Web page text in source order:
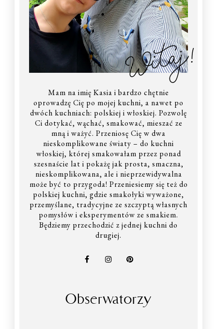
Witaj!
Mam na imię Kasia i bardzo chętnie
oprowadzę Cię po mojej kuchni, a nawet po
dwóch kuchniach: polskiej i włoskiej. Pozwolę
Ci dotykać, wąchać, smakować, mieszać ze
mną i ważyć. Przeniosę Cię w dwa
nieskomplikowane światy – do kuchni
włoskiej, której smakowałam przez ponad
szesnaście lat i pokażę jak prosta, smaczna,
nieskomplikowana, ale i nieprzewidywalna
może być to przygoda! Przeniesiemy się też do
polskiej kuchni, gdzie smakołyki wyważone,
przemyślane, tradycyjne ze szczyptą własnych
pomysłów i eksperymentów ze smakiem.
Będziemy przechodzić z jednej kuchni do
drugiej.
Obserwatorzy